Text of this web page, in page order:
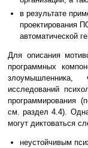
в результате
проектирования
автоматической
Для описания
программных
злоумышленника,
исследований
программирования
см. раздел 4.4).
могут диктоваться
неустойчивым